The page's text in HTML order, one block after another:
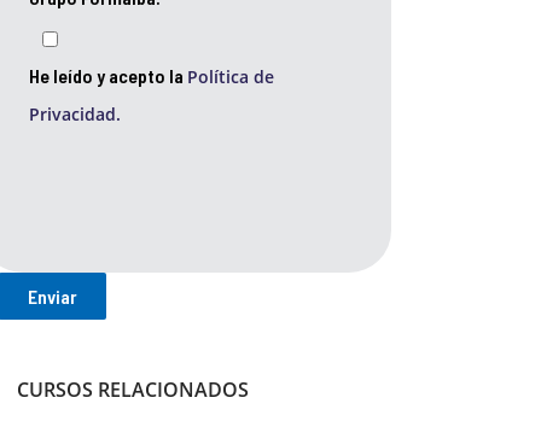
He leído y acepto la Política de
Privacidad.
CURSOS RELACIONADOS